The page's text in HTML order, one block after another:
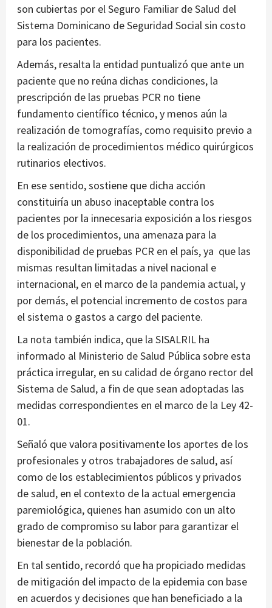
son cubiertas por el Seguro Familiar de Salud del
Sistema Dominicano de Seguridad Social sin costo
para los pacientes.
Además, resalta la entidad puntualizó que ante un
paciente que no reúna dichas condiciones, la
prescripción de las pruebas PCR no tiene
fundamento científico técnico, y menos aún la
realización de tomografías, como requisito previo a
la realización de procedimientos médico quirúrgicos
rutinarios electivos.
En ese sentido, sostiene que dicha acción
constituiría un abuso inaceptable contra los
pacientes por la innecesaria exposición a los riesgos
de los procedimientos, una amenaza para la
disponibilidad de pruebas PCR en el país, ya que las
mismas resultan limitadas a nivel nacional e
internacional, en el marco de la pandemia actual, y
por demás, el potencial incremento de costos para
el sistema o gastos a cargo del paciente.
La nota también indica, que la SISALRIL ha
informado al Ministerio de Salud Pública sobre esta
práctica irregular, en su calidad de órgano rector del
Sistema de Salud, a fin de que sean adoptadas las
medidas correspondientes en el marco de la Ley 42-
01.
Señaló que valora positivamente los aportes de los
profesionales y otros trabajadores de salud, así
como de los establecimientos públicos y privados
de salud, en el contexto de la actual emergencia
paremiológica, quienes han asumido con un alto
grado de compromiso su labor para garantizar el
bienestar de la población.
En tal sentido, recordó que ha propiciado medidas
de mitigación del impacto de la epidemia con base
en acuerdos y decisiones que han beneficiado a la